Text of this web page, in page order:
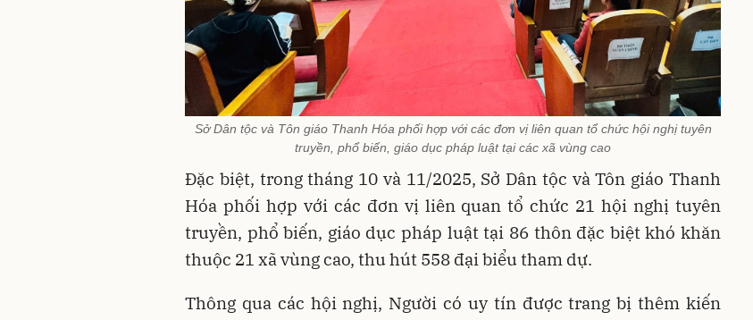
Sở Dân tộc và Tôn giáo Thanh Hóa phối hợp với các đơn vị liên quan tổ chức hội nghị tuyên
truyền, phổ biến, giáo dục pháp luật tại các xã vùng cao
Đặc biệt, trong tháng 10 và 11/2025, Sở Dân tộc và Tôn giáo Thanh
Hóa phối hợp với các đơn vị liên quan tổ chức 21 hội nghị tuyên
truyền, phổ biến, giáo dục pháp luật tại 86 thôn đặc biệt khó khăn
thuộc 21 xã vùng cao, thu hút 558 đại biểu tham dự.
Thông qua các hội nghị, Người có uy tín được trang bị thêm kiến